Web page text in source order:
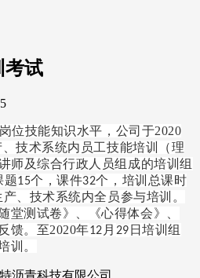
考试
位技能知识水平，公司于2020
技术系统内员工技能培训（理
师及综合行政人员组成的培训组
题15个，课件32个，培训总课时
、技术系统内全员参与培训。
堂测试卷》、《心得体会》、
馈。至2020年12 月 29 日培训组
训。